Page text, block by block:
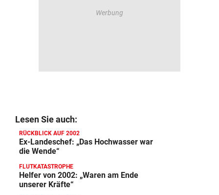
Lesen Sie auch:
RÜCKBLICK AUF 2002
Ex-Landeschef: „Das Hochwasser war
die Wende“
FLUTKATASTROPHE
Helfer von 2002: „Waren am Ende
unserer Kräfte“